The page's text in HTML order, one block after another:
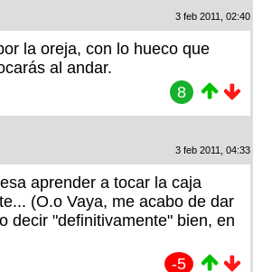
3 feb 2011, 02:40
la oreja, con lo hueco que
al andar.
8
3 feb 2011, 04:33
aprender a tocar la caja
(O.o Vaya, me acabo de dar
decir "definitivamente" bien, en
-5